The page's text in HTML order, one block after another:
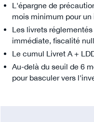
L'épargne de
mois minimum pour un
Les livrets réglementés
immédiate, fiscalité
Le cumul Livret A +
Au-delà du seuil de 6
pour basculer vers